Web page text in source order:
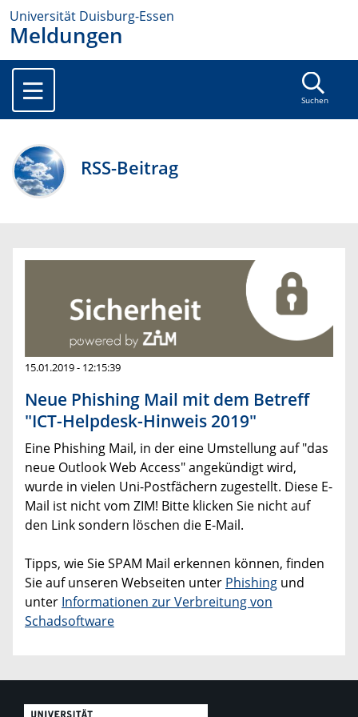
Universität Duisburg-Essen
Meldungen
Suchen
RSS-Beitrag
15.01.2019 - 12:15:39
Neue Phishing Mail mit dem Betreff
"ICT-Helpdesk-Hinweis 2019"
Eine Phishing Mail, in der eine Umstellung auf "das
neue Outlook Web Access" angekündigt wird,
wurde in vielen Uni-Postfächern zugestellt. Diese E-
Mail ist nicht vom ZIM! Bitte klicken Sie nicht auf
den Link sondern löschen die E-Mail.
Tipps, wie Sie SPAM Mail erkennen können, finden
Sie auf unseren Webseiten unter Phishing und
unter Informationen zur Verbreitung von
Schadsoftware